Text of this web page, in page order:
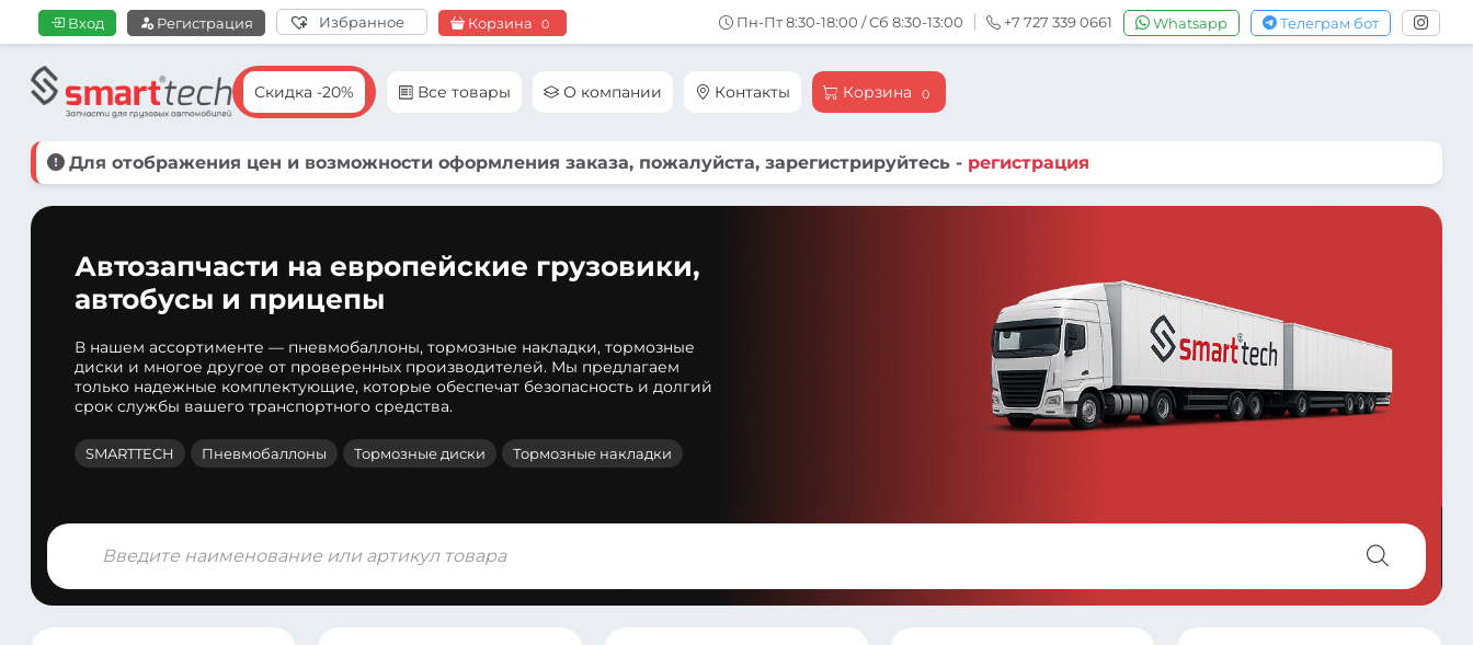
Вход Регистрация Избранное Корзина 0 Пн-Пт 8:30-18:00 / Сб 8:30-13:00 +7 727 339 0661 Whatsapp Телеграм бот
Скидка -20% Все товары О компании Контакты Корзина 0
Для отображения цен и возможности оформления заказа, пожалуйста, зарегистрируйтесь - регистрация
Автозапчасти на европейские грузовики,
автобусы и прицепы
В нашем ассортименте — пневмобаллоны, тормозные накладки, тормозные
диски и многое другое от проверенных производителей. Мы предлагаем
только надежные комплектующие, которые обеспечат безопасность и долгий
срок службы вашего транспортного средства.
SMARTTECH Пневмобаллоны Тормозные диски Тормозные накладки
Поиск
товаров